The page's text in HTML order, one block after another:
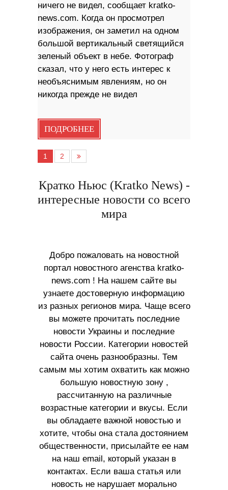
ничего не видел, сообщает kratko-
news.com. Когда он просмотрел
изображения, он заметил на одном
большой вертикальный светящийся
зеленый объект в небе. Фотограф
сказал, что у него есть интерес к
необъяснимым явлениям, но он
никогда прежде не видел
ПОДРОБНЕЕ
1 2
Кратко Ньюс (Kratko News) -
интересные новости со всего
мира
Добро пожаловать на новостной
портал новостного агенства kratko-
news.com ! На нашем сайте вы
узнаете достоверную информацию
из разных регионов мира. Чаще всего
вы можете прочитать последние
новости Украины и последние
новости России. Категории новостей
сайта очень разнообразны. Тем
самым мы хотим охватить как можно
большую новостную зону ,
рассчитанную на различные
возрастные категории и вкусы. Если
вы обладаете важной новостью и
хотите, чтобы она стала достоянием
общественности, присылайте ее нам
на наш email, который указан в
контактах. Если ваша статья или
новость не нарушает морально